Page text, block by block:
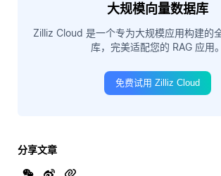
大规模向量数据库
Zilliz Cloud 是一个专为大规模应用构建的
库，完美适配您的 RAG 应用。
免费试用 Zilliz Cloud
分享文章